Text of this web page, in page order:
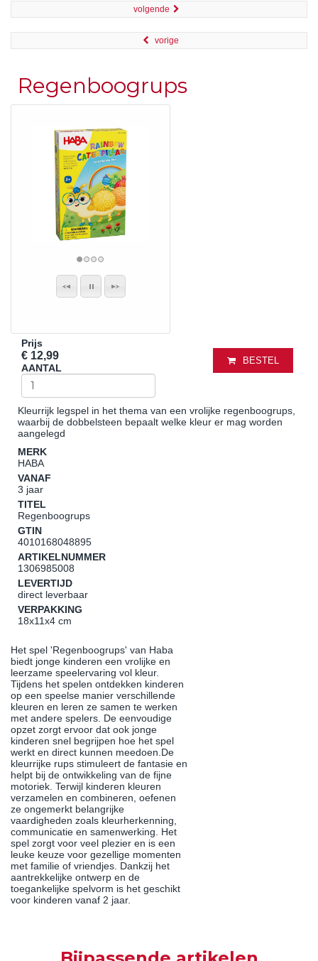
volgende
vorige
Regenboogrups
Prijs
€ 12,99
AANTAL
BESTEL
Kleurrijk legspel in het thema van een vrolijke regenboogrups,
waarbij de dobbelsteen bepaalt welke kleur er mag worden
aangelegd
MERK
HABA
VANAF
3 jaar
TITEL
Regenboogrups
GTIN
4010168048895
ARTIKELNUMMER
1306985008
LEVERTIJD
direct leverbaar
VERPAKKING
18x11x4 cm
Het spel 'Regenboogrups' van Haba
biedt jonge kinderen een vrolijke en
leerzame speelervaring vol kleur.
Tijdens het spelen ontdekken kinderen
op een speelse manier verschillende
kleuren en leren ze samen te werken
met andere spelers. De eenvoudige
opzet zorgt ervoor dat ook jonge
kinderen snel begrijpen hoe het spel
werkt en direct kunnen meedoen.De
kleurrijke rups stimuleert de fantasie en
helpt bij de ontwikkeling van de fijne
motoriek. Terwijl kinderen kleuren
verzamelen en combineren, oefenen
ze ongemerkt belangrijke
vaardigheden zoals kleurherkenning,
communicatie en samenwerking. Het
spel zorgt voor veel plezier en is een
leuke keuze voor gezellige momenten
met familie of vriendjes. Dankzij het
aantrekkelijke ontwerp en de
toegankelijke spelvorm is het geschikt
voor kinderen vanaf 2 jaar.